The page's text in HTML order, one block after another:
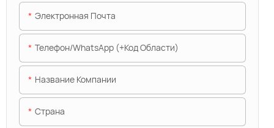
Электронная Почта
Телефон/WhatsApp (+код Области)
Название Компании
Страна